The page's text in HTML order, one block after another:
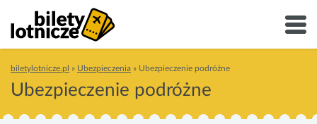
biletylotnicze.pl » Ubezpieczenia » Ubezpieczenie podróżne
Ubezpieczenie podróżne